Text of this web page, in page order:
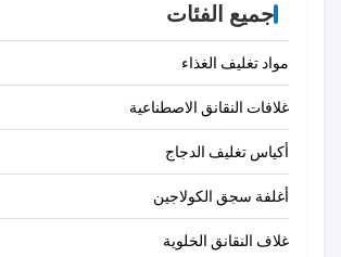
جميع الفئات
مواد تغليف الغذاء
غلافات النقانق الاصطناعية
أكياس تغليف الدجاج
أغلفة سجق الكولاجين
غلاف النقانق الخلوية